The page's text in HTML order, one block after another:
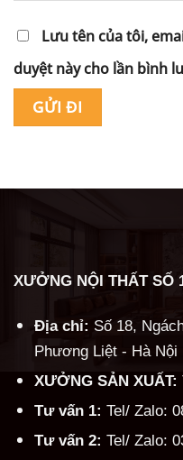
Lưu tên của tôi,
duyệt này cho lần bình
XƯỞNG NỘI THẤT SỐ
Địa chỉ: Số 18,
Phương Liệt - Hà Nội
XƯỞNG SẢN XUẤT:
Tư vấn 1: Tel/ Zalo:
Tư vấn 2: Tel/ Zalo: